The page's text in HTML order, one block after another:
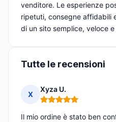
venditore. Le esperienze
ripetuti, consegne affidabili
di un sito semplice, veloce
Tutte le recensioni
X
Xyza U.
Nota: 5 su 5
Il mio ordine è stato ben